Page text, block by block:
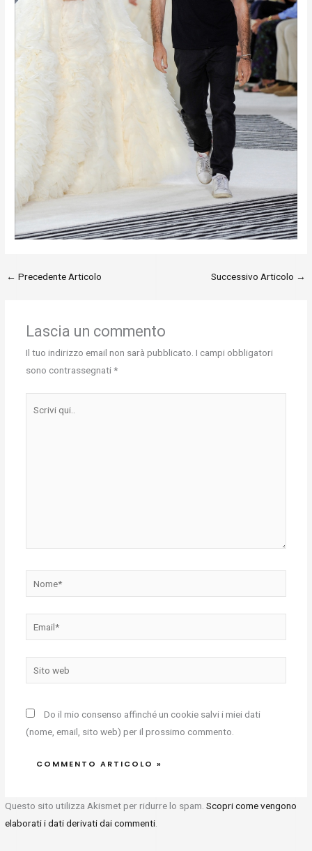
← Precedente Articolo Successivo Articolo →
Lascia un commento
Il tuo indirizzo email non sarà pubblicato. I campi obbligatori
sono contrassegnati*
web
Do il mio consenso affinché un cookie salvi i miei dati
(nome, email, sito web) per il prossimo commento.
Questo sito utilizza Akismet per ridurre lo spam.Scopri come vengono
elaborati i dati derivati dai commenti